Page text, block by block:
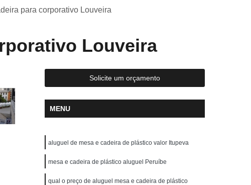
para corporativo Louveira
Louveira
Solicite um orçamento
MENU
aluguel de mesa e cadeira de plástico valor Itupeva
mesa e cadeira de plástico aluguel Peruíbe
qual o preço de aluguel mesa e cadeira de plástico